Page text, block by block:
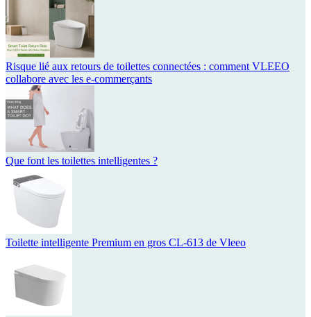
Risque lié aux retours de toilettes connectées : comment VLEEO
collabore avec les e-commerçants
Que font les toilettes intelligentes ?
Toilette intelligente Premium en gros CL-613 de Vleeo